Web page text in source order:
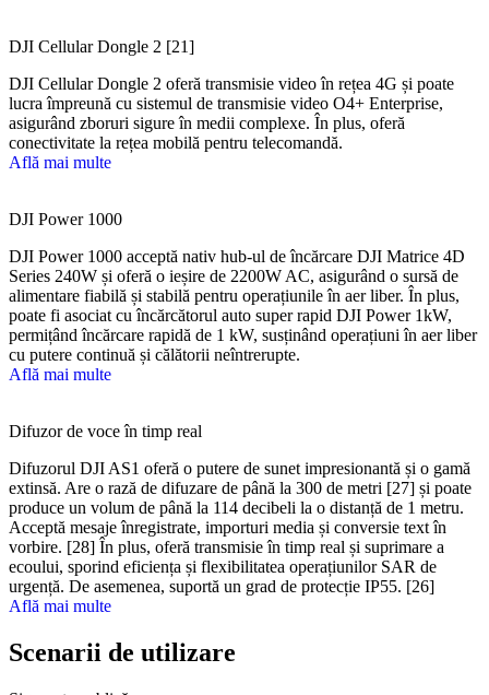
DJI Cellular Dongle 2 [21]
DJI Cellular Dongle 2 oferă transmisie video în rețea 4G și poate
lucra împreună cu sistemul de transmisie video O4+ Enterprise,
asigurând zboruri sigure în medii complexe. În plus, oferă
conectivitate la rețea mobilă pentru telecomandă.
Află mai multe
DJI Power 1000
DJI Power 1000 acceptă nativ hub-ul de încărcare DJI Matrice 4D
Series 240W și oferă o ieșire de 2200W AC, asigurând o sursă de
alimentare fiabilă și stabilă pentru operațiunile în aer liber. În plus,
poate fi asociat cu încărcătorul auto super rapid DJI Power 1kW,
permițând încărcare rapidă de 1 kW, susținând operațiuni în aer liber
cu putere continuă și călătorii neîntrerupte.
Află mai multe
Difuzor de voce în timp real
Difuzorul DJI AS1 oferă o putere de sunet impresionantă și o gamă
extinsă. Are o rază de difuzare de până la 300 de metri [27] și poate
produce un volum de până la 114 decibeli la o distanță de 1 metru.
Acceptă mesaje înregistrate, importuri media și conversie text în
vorbire. [28] În plus, oferă transmisie în timp real și suprimare a
ecoului, sporind eficiența și flexibilitatea operațiunilor SAR de
urgență. De asemenea, suportă un grad de protecție IP55. [26]
Află mai multe
Scenarii de utilizare